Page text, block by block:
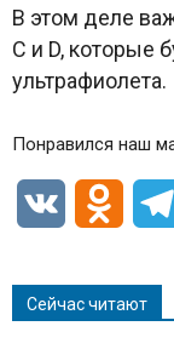
В этом деле
C и D, которые
ультрафиолета.
Понравился наш
VK
Сейчас читают